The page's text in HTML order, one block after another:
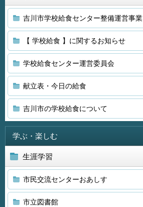
吉川市学校給食センター整備運営事業
【 学校給食 】に関するお知らせ
学校給食センター運営委員会
献立表・今日の給食
吉川市の学校給食について
学ぶ・楽しむ
生涯学習
市民交流センターおあしす
市立図書館